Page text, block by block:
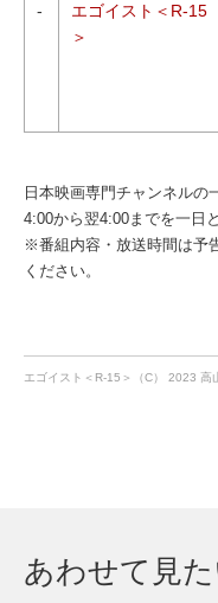
-
エゴイスト＜R-15
＞
日本映画専門チャンネルの
4:00から翌4:00までを一日
※番組内容・放送時間は予
ください。
エゴイスト＜R-15＞（C） 2023 高
あわせて見た